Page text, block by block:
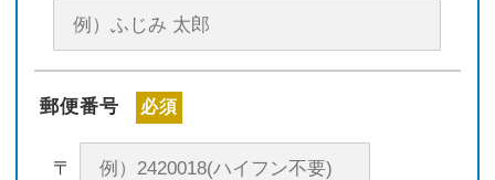
郵便番号 必須
〒